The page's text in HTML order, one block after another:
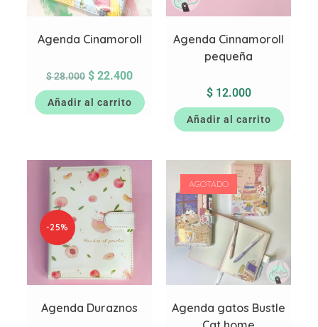
Agenda Cinamoroll
$28.000 $ 22.400
Añadir al carrito
Agenda Cinnamoroll
pequeña
$12.000
Añadir al carrito
-25%
Agenda Duraznos
AGOTADO
Agenda gatos Bustle